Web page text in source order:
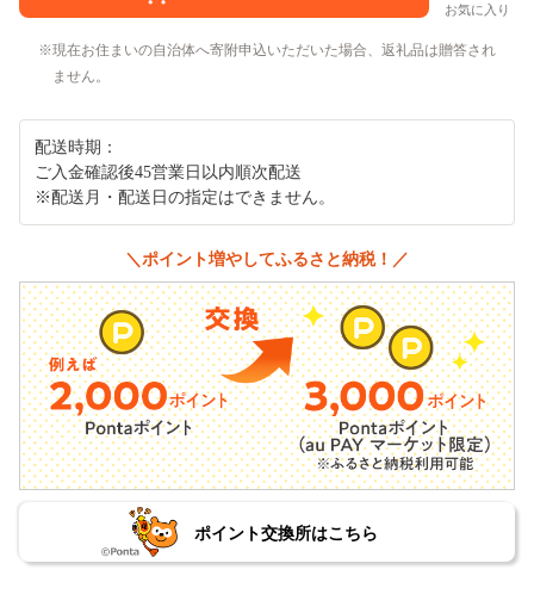
お気に入り
現在お住まいの自治体へ寄附申込いただいた場合、返礼品は贈答され
ません。
配送時期：
ご入金確認後45営業日以内順次配送
※配送月・配送日の指定はできません。
＼ポイント増やしてふるさと納税！／
ポイント交換所はこちら